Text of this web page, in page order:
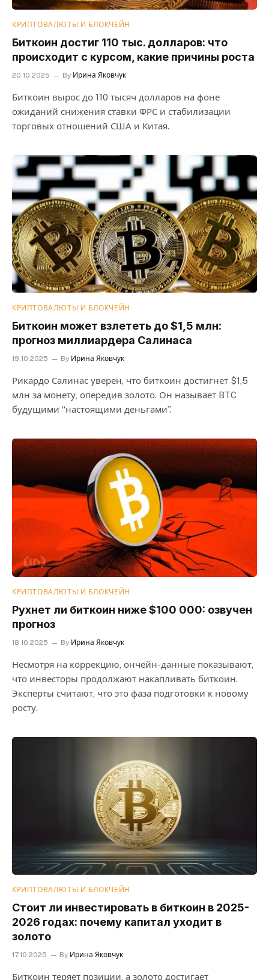
КРИПТОВАЛЮТЫ И БЛОКЧЕЙН
Биткоин достиг 110 тыс. долларов: что
происходит с курсом, какие причины роста
20.10.2025 By Ирина Яковчук
Биткоин вырос до 110 тысяч долларов на фоне
ожиданий снижения ставки ФРС и стабилизации
торговых отношений США и Китая.
КРИПТОВАЛЮТЫ И БЛОКЧЕЙН
Биткоин может взлететь до $1,5 млн:
прогноз миллиардера Салинаса
19.10.2025 By Ирина Яковчук
Рикардо Салинас уверен, что биткоин достигнет $1,5
млн за монету, опередив золото. Он называет BTC
будущими “настоящими деньгами”.
КРИПТОВАЛЮТЫ И БЛОКЧЕЙН
Рухнет ли биткоин ниже $100 000: озвучен
прогноз
18.10.2025 By Ирина Яковчук
Несмотря на коррекцию, ончейн-данные показывают,
что инвесторы продолжают накапливать биткоин.
Эксперты считают, что это фаза подготовки к новому
росту.
КРИПТОВАЛЮТЫ И БЛОКЧЕЙН
Стоит ли инвестировать в биткоин в 2025-
2026 годах: почему капитал уходит в
золото
17.10.2025 By Ирина Яковчук
Биткоин теряет позиции, а золото достигает